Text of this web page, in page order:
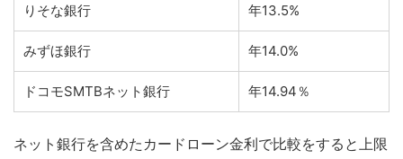
りそな銀行 年13.5%
みずほ銀行 年14.0%
ドコモSMTBネット銀行 年14.94％
ネット銀行を含めたカードローン金利で比較をすると上限